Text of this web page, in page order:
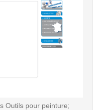
Outils pour peinture;